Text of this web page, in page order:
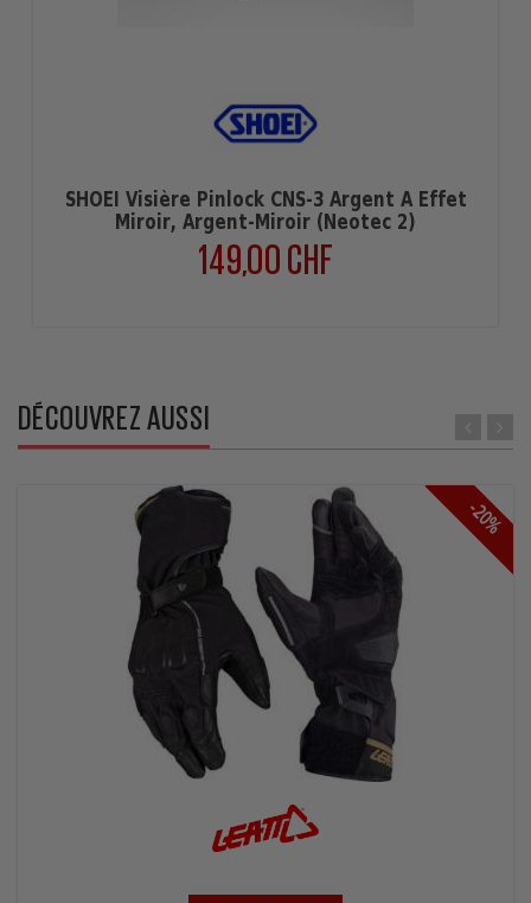
SHOEI Visière Pinlock CNS-3 Argent À Effet
Miroir, Argent-Miroir (Neotec 2)
149,00 CHF
DÉCOUVREZ AUSSI
-20%